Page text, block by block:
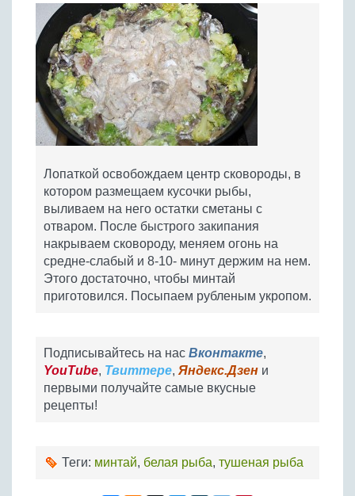
Лопаткой освобождаем центр сковороды, в
котором размещаем кусочки рыбы,
выливаем на него остатки сметаны с
отваром. После быстрого закипания
накрываем сковороду, меняем огонь на
средне-слабый и 8-10- минут держим на нем.
Этого достаточно, чтобы минтай
приготовился. Посыпаем рубленым укропом.
Подписывайтесь на нас Вконтакте,
YouTube, Твиттере, Яндекс.Дзен и
первыми получайте самые вкусные
рецепты!
Теги: минтай, белая рыба, тушеная рыба